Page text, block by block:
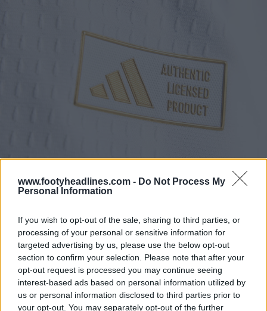
www.footyheadlines.com - Do Not Process My
Personal Information
If you wish to opt-out of the sale, sharing to third parties, or
processing of your personal or sensitive information for
targeted advertising by us, please use the below opt-out
section to confirm your selection. Please note that after your
opt-out request is processed you may continue seeing
interest-based ads based on personal information utilized by
us or personal information disclosed to third parties prior to
your opt-out. You may separately opt-out of the further
La camiseta de fútbol Adidas Grecia 2026 presenta un
bonito cuello en V azul con una franja blanca en el
centro. En la parte posterior del cuello hay un
emblema estilizado de un barco, que simboliza el
patrimonio marítimo y el orgullo nacional de Grecia.